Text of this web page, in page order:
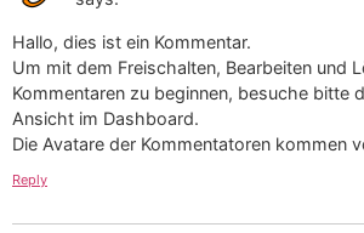
Hallo, dies ist ein Kommentar.
Um mit dem Freischalten, Bearbeiten und
Kommentaren zu beginnen, besuche bitte
Ansicht im Dashboard.
Die Avatare der Kommentatoren kommen
Reply